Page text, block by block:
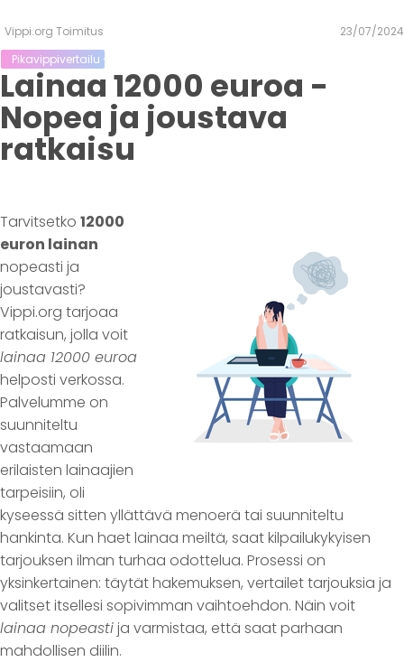
Vippi.org Toimitus
23/07/2024
Pikavippivertailu - Vertaa Vippi.org lainoja kilpailijoihin
Lainaa 12000 euroa -
Nopea ja joustava
ratkaisu
Tarvitsetko 12000
euron lainan
nopeasti ja
joustavasti?
Vippi.org tarjoaa
ratkaisun, jolla voit
lainaa 12000 euroa
helposti verkossa.
Palvelumme on
suunniteltu
vastaamaan
erilaisten lainaajien
tarpeisiin, oli
kyseessä sitten yllättävä menoerä tai suunniteltu
hankinta. Kun haet lainaa meiltä, saat kilpailukykyisen
tarjouksen ilman turhaa odottelua. Prosessi on
yksinkertainen: täytät hakemuksen, vertailet tarjouksia ja
valitset itsellesi sopivimman vaihtoehdon. Näin voit
lainaa nopeastija varmistaa, että saat parhaan
mahdollisen diilin.